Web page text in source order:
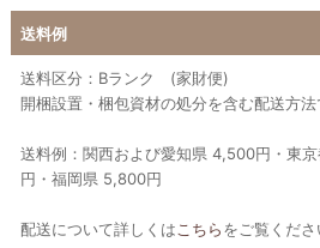
送料例
送料区分：Bランク (家財便)
開梱設置・梱包資材の処分を含む配送方法
送料例：関西および愛知県 4,500円・東
円・福岡県 5,800円
配送について詳しくは こちらをご覧くださ